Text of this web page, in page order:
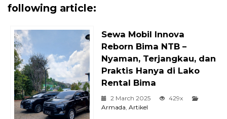
following article:
Sewa Mobil Innova
Reborn Bima NTB –
Nyaman, Terjangkau, dan
Praktis Hanya di Lako
Rental Bima
2 March 2025
429x
Armada Artikel